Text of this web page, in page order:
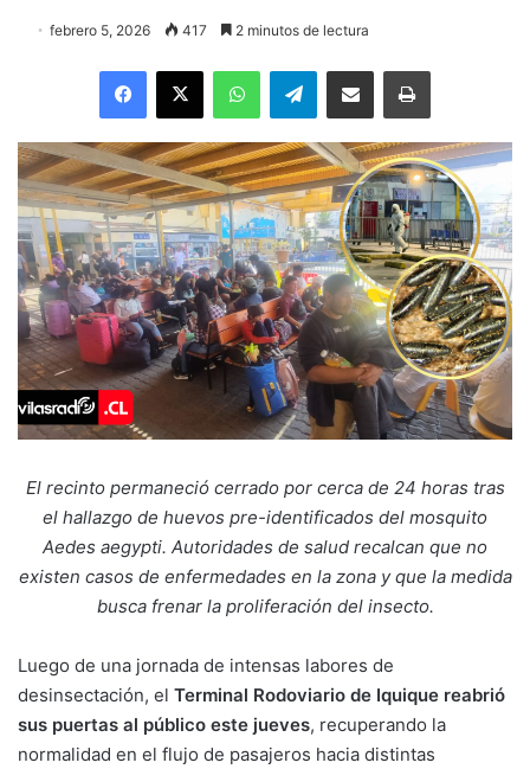
febrero 5, 2026 417 2 minutos de lectura
Facebook
X WhatsAppTelegramEnviar vía email Imprimir
El recinto permaneció cerrado por cerca de 24 horas tras
el hallazgo de huevos pre-identificados del mosquito
Aedes aegypti. Autoridades de salud recalcan que no
existen casos de enfermedades en la zona y que la medida
busca frenar la proliferación del insecto.
Luego de una jornada de intensas labores de
desinsectación, el Terminal Rodoviario de Iquique reabrió
sus puertas al público este jueves, recuperando la
normalidad en el flujo de pasajeros hacia distintas